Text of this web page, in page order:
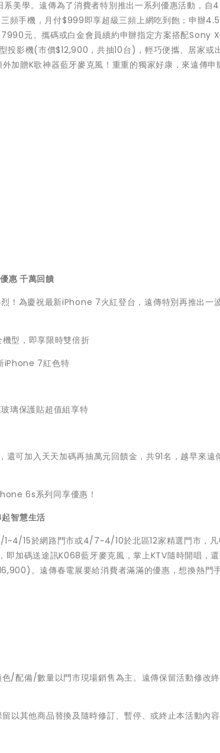
系美學。遠傳為了消費者特別推出一系列優惠活動，自
頻手機，月付$999即享超級三頻上網吃到飽；申辦
元。攜碼或白金會員續約申辦指定方案搭配Sony
影機(市價$12,900，共抽10台)，輕巧便攜、居家或
加贈K歌神器藍牙麥克風！重重的獨家好康，來遠傳申
惠 千萬回饋
！為慶祝最新iPhone 7火紅登台，遠傳特別再推出一
型，即享限時雙倍折
iPhone 7紅色特
璃保護貼超值組享特
可加入天天加碼再抽萬元回饋金，共91名，越早來遠
6s系列同享優惠！
智慧生活
15於網路門市或4/7~4/10於北區12家精選門市，
加碼送途訊K068藍牙麥克風，掌上KTV隨時開唱，
。遠傳春電展要給消費者滿滿的優惠，想換熱門手
/配備/數量以門市現場銷售為主。遠傳保留活動修改
以其他商品替換及隨時修訂、暫停、或終止本活動內